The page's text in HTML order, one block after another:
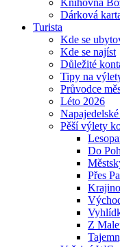
Knihovna
Dárková
Turista
Kde se
Kde se najíst
Důležité
Tipy na
Průvodce
Léto 2026
Pěší výlety
Do
Přes
Z